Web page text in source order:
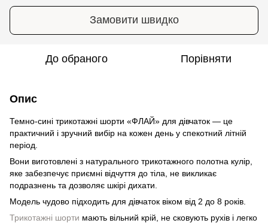
Замовити швидко
До обраного Порівняти
Опис
Темно-сині трикотажні шорти «ФЛАЙ» для дівчаток — це
практичний і зручний вибір на кожен день у спекотний літній
період.
Вони виготовлені з натурального трикотажного полотна кулір,
яке забезпечує приємні відчуття до тіла, не викликає
подразнень та дозволяє шкірі дихати.
Модель чудово підходить для дівчаток віком від 2 до 8 років.
Трикотажні шорти мають вільний крій, не сковують рухів і легко